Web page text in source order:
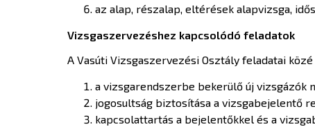
az alap, részalap, eltérések alapvizsga,
Vizsgaszervezéshez kapcsolódó feladatok
A Vasúti Vizsgaszervezési Osztály feladatai
a vizsgarendszerbe bekerülő új vizsgázók
jogosultság biztosítása a vizsgabejelentő
kapcsolattartás a bejelentőkkel és a